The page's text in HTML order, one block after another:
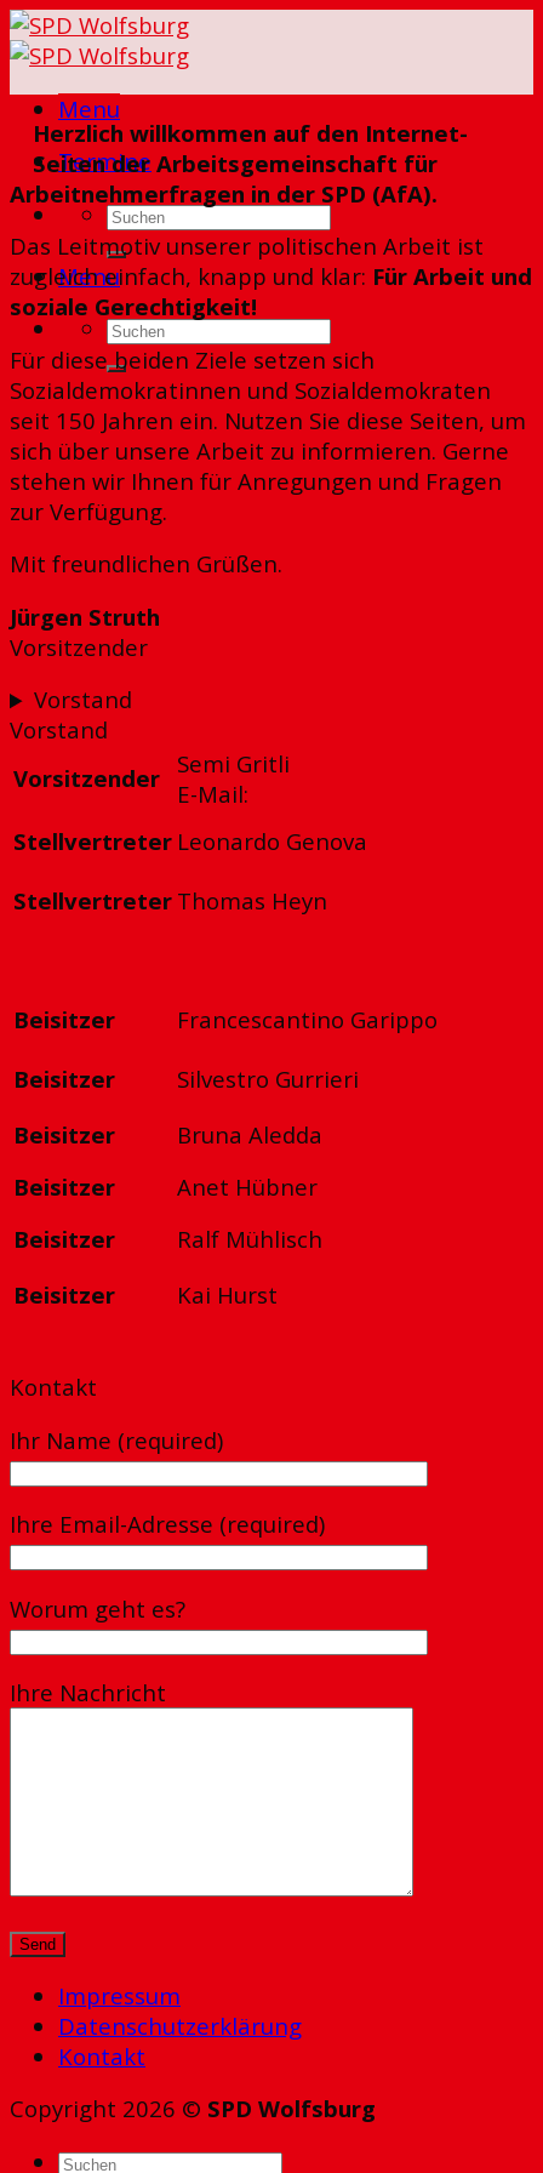
Skip
to
Menu
Termine
Menu
Herzlich willkommen auf den Internet-
Seiten der Arbeitsgemeinschaft für
Arbeitnehmerfragen in der SPD (AfA).
Das Leitmotiv unserer politischen Arbeit ist
zugleich einfach, knapp und klar: Für Arbeit und
soziale Gerechtigkeit!
Für diese beiden Ziele setzen sich
Sozialdemokratinnen und Sozialdemokraten
seit 150 Jahren ein. Nutzen Sie diese Seiten, um
sich über unsere Arbeit zu informieren. Gerne
stehen wir Ihnen für Anregungen und Fragen
zur Verfügung.
Mit freundlichen Grüßen.
Jürgen Struth
Vorsitzender
Vorstand
Vorstand
Vorsitzender Semi Gritli
E-Mail:
Stellvertreter Leonardo Genova
Stellvertreter Thomas Heyn
Beisitzer
Francescantino Garippo
Beisitzer
Silvestro Gurrieri
Beisitzer
Bruna Aledda
Beisitzer
Anet Hübner
Beisitzer
Ralf Mühlisch
Beisitzer
Kai Hurst
Kontakt
Ihr Name (required)
Ihre Email-Adresse (required)
Worum geht es?
Ihre Nachricht
Impressum
Datenschutzerklärung
Kontakt
Copyright 2026 © SPD Wolfsburg